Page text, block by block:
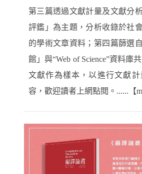
第三篇透過文獻計量及文獻分
評鑑」為主題，分析收錄於社
的學術文章資料；第四篇篩選
館」與“Web of Science”資料庫
文獻作為樣本，以進行文獻
容，歡迎讀者上網點閱。......【